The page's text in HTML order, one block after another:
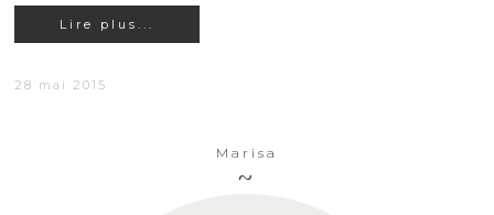
Lire plus...
28 mai 2015
Marisa